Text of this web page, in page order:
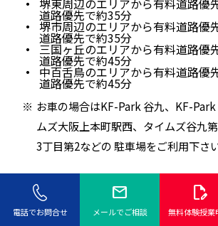
堺東周辺のエリアから有料道路優
道路優先で約35分
堺市周辺のエリアから有料道路優
道路優先で約35分
三国ヶ丘のエリアから有料道路優
道路優先で約45分
中百舌鳥のエリアから有料道路優
道路優先で約45分
お車の場合はKF-Park 谷九、KF-
ムズ大阪上本町駅西、タイムズ谷九
3丁目第2などの 駐車場をご利用下さい
谷町九丁目駅周辺の駐車場はこちらか
い。
電話でお問合せ
mail
メールでご相談
edit_document
無料体験授業